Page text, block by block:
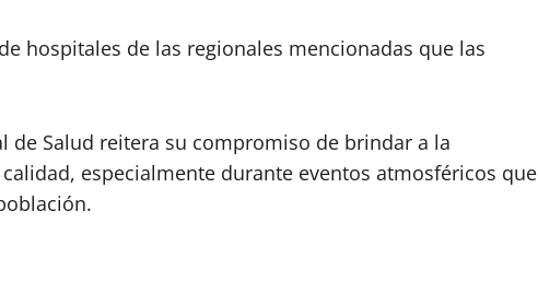
hospitales de las regionales mencionadas que las
de Salud reitera su compromiso de brindar a la
especialmente durante eventos atmosféricos que